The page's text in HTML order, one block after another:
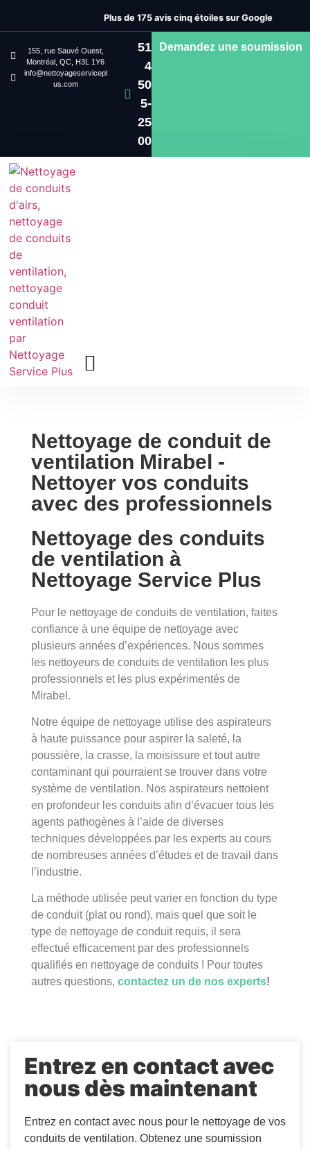
Plus de 175 avis cinq étoiles sur Google
155, rue Sauvé Ouest,
Montréal, QC, H3L 1Y6
info@nettoyageservicepl
us.com
51
4
50
5-
25
00
Demandez une soumission
Nettoyage de conduit de
ventilation Mirabel -
Nettoyer vos conduits
avec des professionnels
Nettoyage des conduits
de ventilation à
Nettoyage Service Plus
Pour le nettoyage de conduits de ventilation, faites
confiance à une équipe de nettoyage avec
plusieurs années d’expériences. Nous sommes
les nettoyeurs de conduits de ventilation les plus
professionnels et les plus expérimentés de
Mirabel.
Notre équipe de nettoyage utilise des aspirateurs
à haute puissance pour aspirer la saleté, la
poussière, la crasse, la moisissure et tout autre
contaminant qui pourraient se trouver dans votre
système de ventilation. Nos aspirateurs nettoient
en profondeur les conduits afin d’évacuer tous les
agents pathogènes à l’aide de diverses
techniques développées par les experts au cours
de nombreuses années d’études et de travail dans
l’industrie.
La méthode utilisée peut varier en fonction du type
de conduit (plat ou rond), mais quel que soit le
type de nettoyage de conduit requis, il sera
effectué efficacement par des professionnels
qualifiés en nettoyage de conduits ! Pour toutes
autres questions, contactez un de nos experts!
Entrez en contact avec
nous dès maintenant
Entrez en contact avec nous pour le nettoyage de vos
conduits de ventilation. Obtenez une soumission